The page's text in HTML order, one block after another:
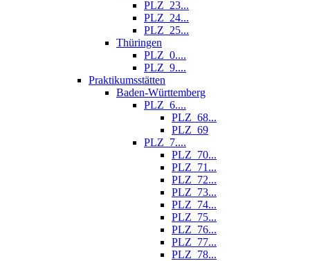
PLZ_23...
PLZ_24...
PLZ_25...
Thüringen
PLZ_0....
PLZ_9....
Praktikumsstätten
Baden-Württemberg
PLZ_6....
PLZ_68...
PLZ_69
PLZ_7....
PLZ_70...
PLZ_71...
PLZ_72...
PLZ_73...
PLZ_74...
PLZ_75...
PLZ_76...
PLZ_77...
PLZ_78...